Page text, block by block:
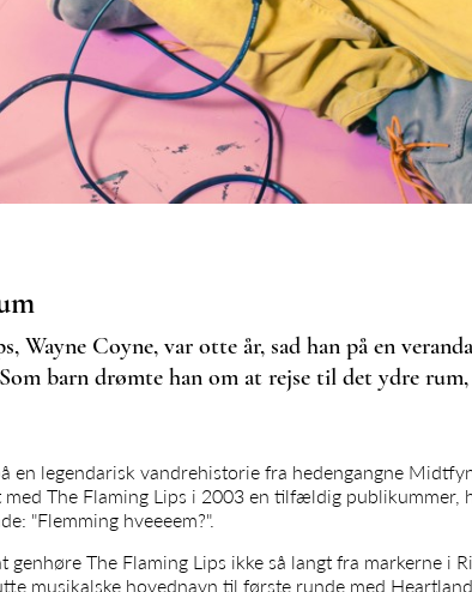
Wayne Coyne, var otte år, sad han på en
barn drømte han om at rejse til det ydre
en legendarisk vandrehistorie fra hedengangne
The Flaming Lips i 2003 en tilfældig publikummer,
"Flemming hveeeem?".
The Flaming Lips ikke så langt fra markerne i
musikalske hovednavn til første runde med Heartland